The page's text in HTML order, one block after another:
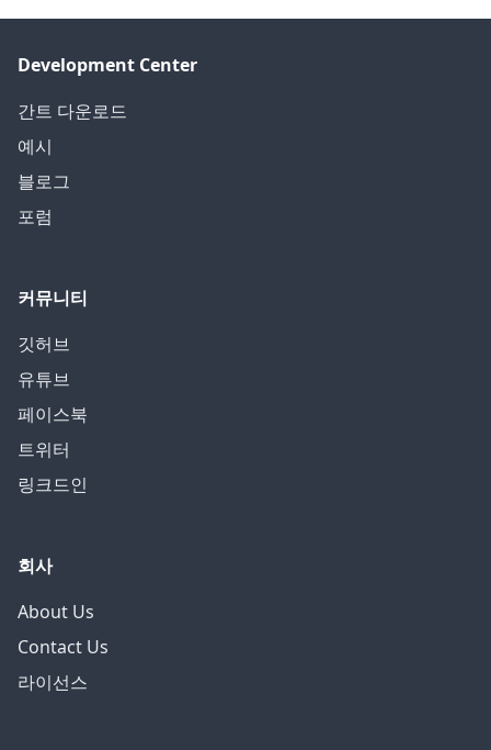
Development Center
간트 다운로드
예시
블로그
포럼
커뮤니티
깃허브
유튜브
페이스북
트위터
링크드인
회사
About Us
Contact Us
라이선스